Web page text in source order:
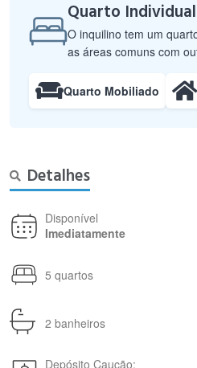
Quarto Individual
O inquilino tem um
as áreas comuns com
Quarto Mobiliado
Detalhes
Disponível
Imediatamente
5 quartos
2 banheiros
Depósito Caução: